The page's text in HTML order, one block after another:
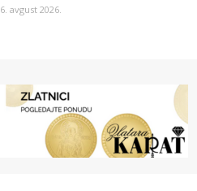
6. avgust 2026.